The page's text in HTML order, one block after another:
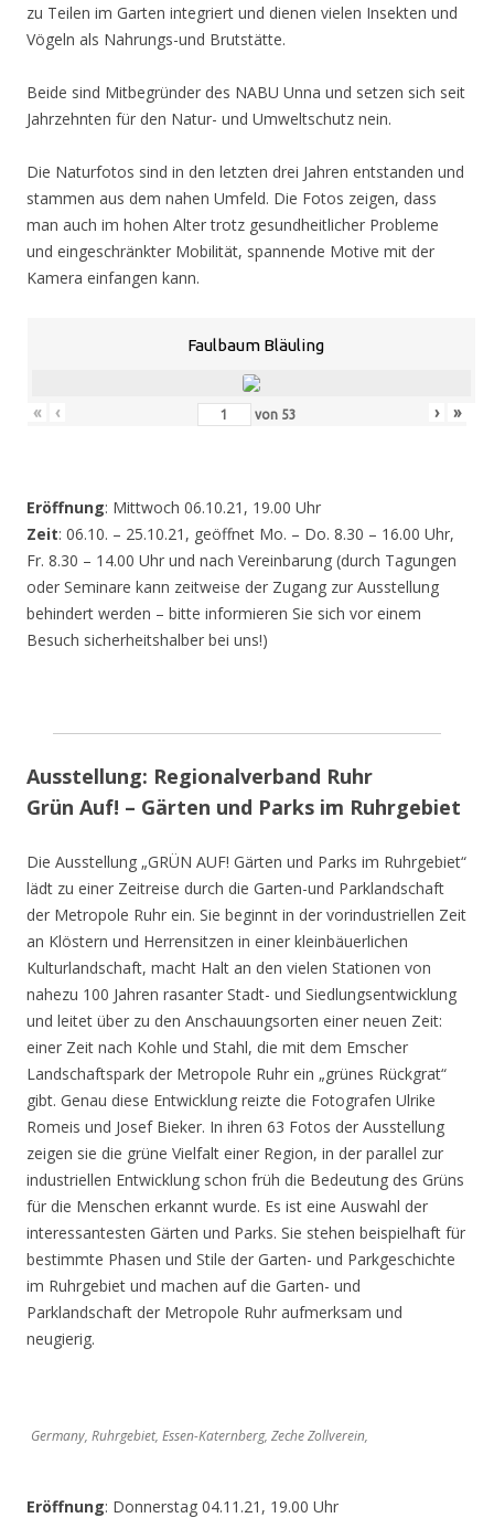
zu Teilen im Garten integriert und dienen vielen Insekten und
Vögeln als Nahrungs-und Brutstätte.
Beide sind Mitbegründer des NABU Unna und setzen sich seit
Jahrzehnten für den Natur- und Umweltschutz nein.
Die Naturfotos sind in den letzten drei Jahren entstanden und
stammen aus dem nahen Umfeld. Die Fotos zeigen, dass
man auch im hohen Alter trotz gesundheitlicher Probleme
und eingeschränkter Mobilität, spannende Motive mit der
Kamera einfangen kann.
Faulbaum Bläuling
« ‹ von 53 › »
Eröffnung: Mittwoch 06.10.21, 19.00 Uhr
Zeit: 06.10. – 25.10.21, geöffnet Mo. – Do. 8.30 – 16.00 Uhr,
Fr. 8.30 – 14.00 Uhr und nach Vereinbarung (durch Tagungen
oder Seminare kann zeitweise der Zugang zur Ausstellung
behindert werden – bitte informieren Sie sich vor einem
Besuch sicherheitshalber bei uns!)
Ausstellung: Regionalverband Ruhr
Grün Auf! – Gärten und Parks im Ruhrgebiet
Die Ausstellung „GRÜN AUF! Gärten und Parks im Ruhrgebiet“
lädt zu einer Zeitreise durch die Garten-und Parklandschaft
der Metropole Ruhr ein. Sie beginnt in der vorindustriellen Zeit
an Klöstern und Herrensitzen in einer kleinbäuerlichen
Kulturlandschaft, macht Halt an den vielen Stationen von
nahezu 100 Jahren rasanter Stadt- und Siedlungsentwicklung
und leitet über zu den Anschauungsorten einer neuen Zeit:
einer Zeit nach Kohle und Stahl, die mit dem Emscher
Landschaftspark der Metropole Ruhr ein „grünes Rückgrat“
gibt. Genau diese Entwicklung reizte die Fotografen Ulrike
Romeis und Josef Bieker. In ihren 63 Fotos der Ausstellung
zeigen sie die grüne Vielfalt einer Region, in der parallel zur
industriellen Entwicklung schon früh die Bedeutung des Grüns
für die Menschen erkannt wurde. Es ist eine Auswahl der
interessantesten Gärten und Parks. Sie stehen beispielhaft für
bestimmte Phasen und Stile der Garten- und Parkgeschichte
im Ruhrgebiet und machen auf die Garten- und
Parklandschaft der Metropole Ruhr aufmerksam und
neugierig.
Germany, Ruhrgebiet, Essen-Katernberg, Zeche Zollverein,
Eröffnung: Donnerstag 04.11.21, 19.00 Uhr